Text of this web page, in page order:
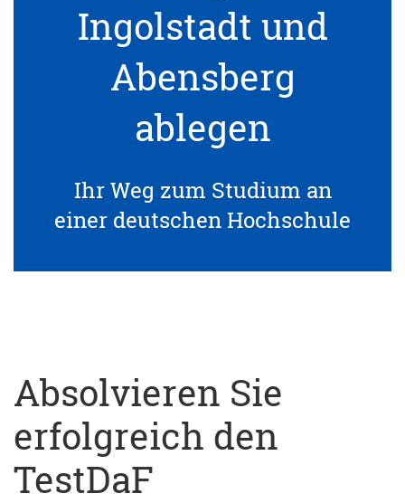
Ingolstadt und
Abensberg
ablegen
Ihr Weg zum Studium an
einer deutschen Hochschule
Absolvieren Sie
erfolgreich den
TestDaF